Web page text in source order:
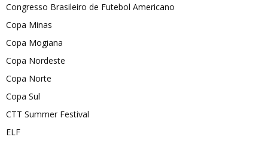
Congresso Brasileiro de Futebol Americano
Copa Minas
Copa Mogiana
Copa Nordeste
Copa Norte
Copa Sul
CTT Summer Festival
ELF